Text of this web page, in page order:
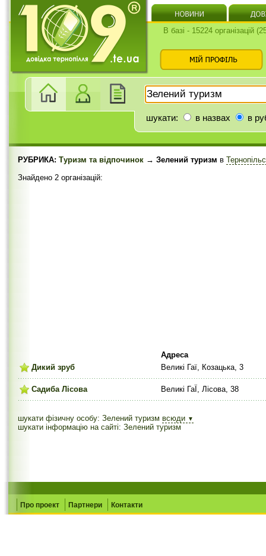
В базі - 15224 організацій
шукати: в назвах в
РУБРИКА: Туризм та відпочинок → Зелений туризм в
Знайдено 2 організацій:
Адреса
Дикий зруб
Великі Гаї, Козацька, 3
Садиба Лісова Великі ГаЇ, Лісова, 38
шукати фізичну особу: Зелений туризм всюди ▼
шукати інформацію на сайті: Зелений туризм
Про проект Партнери Контакти